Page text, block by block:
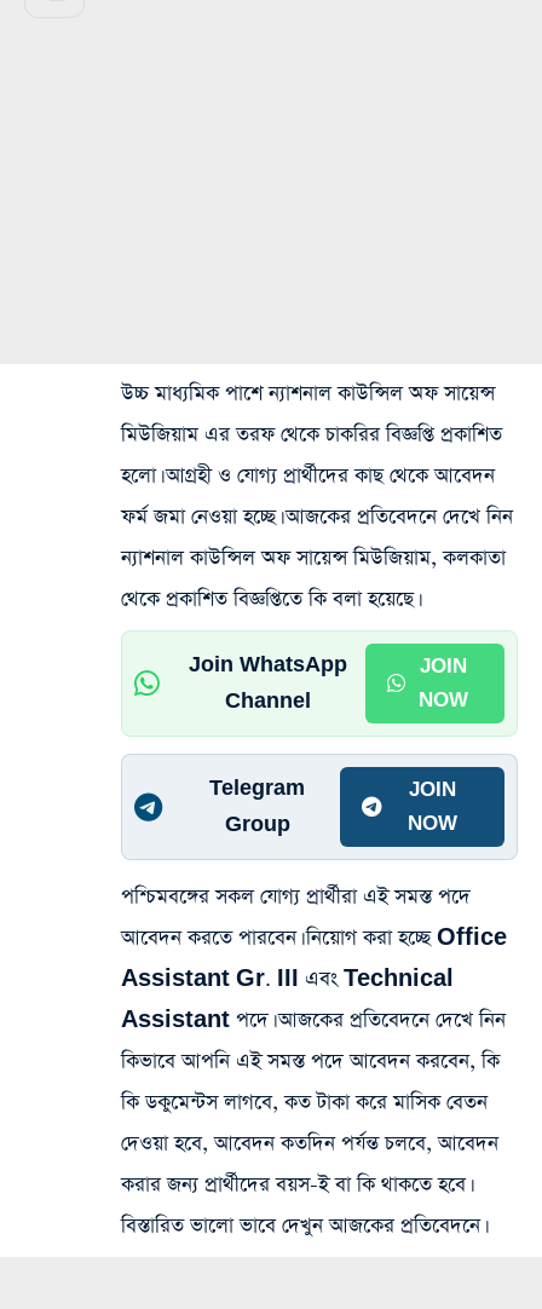
উচ্চ মাধ্যমিক পাশে ন্যাশনাল কাউন্সিল অফ সায়েন্স
মিউজিয়াম এর তরফ থেকে চাকরির বিজ্ঞপ্তি প্রকাশিত
হলো। আগ্রহী ও যোগ্য প্রার্থীদের কাছ থেকে আবেদন
ফর্ম জমা নেওয়া হচ্ছে। আজকের প্রতিবেদনে দেখে নিন
ন্যাশনাল কাউন্সিল অফ সায়েন্স মিউজিয়াম, কলকাতা
থেকে প্রকাশিত বিজ্ঞপ্তিতে কি বলা হয়েছে।
Join WhatsApp
Channel
JOIN
NOW
Telegram
Group
JOIN
NOW
পশ্চিমবঙ্গের সকল যোগ্য প্রার্থীরা এই সমস্ত পদে
আবেদন করতে পারবেন। নিয়োগ করা হচ্ছে Office
Assistant Gr. III এবং Technical
Assistant পদে। আজকের প্রতিবেদনে দেখে নিন
কিভাবে আপনি এই সমস্ত পদে আবেদন করবেন, কি
কি ডকুমেন্টস লাগবে, কত টাকা করে মাসিক বেতন
দেওয়া হবে, আবেদন কতদিন পর্যন্ত চলবে, আবেদন
করার জন্য প্রার্থীদের বয়স-ই বা কি থাকতে হবে।
বিস্তারিত ভালো ভাবে দেখুন আজকের প্রতিবেদনে।